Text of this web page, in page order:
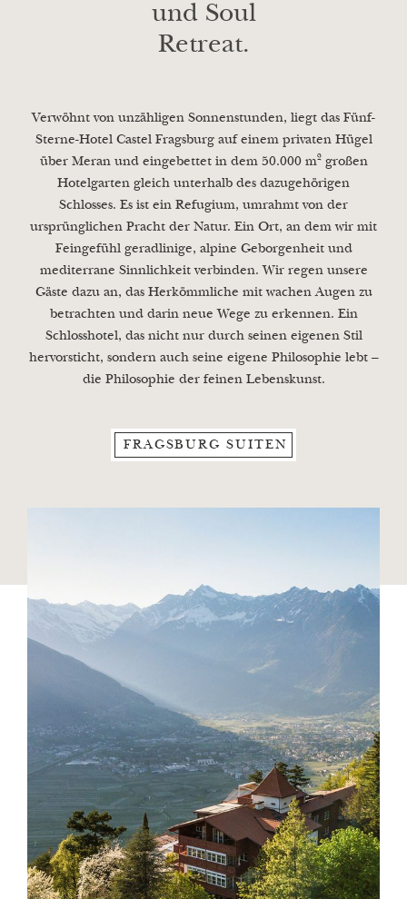
und Soul
Retreat.
Verwöhnt von unzähligen Sonnenstunden, liegt das Fünf-
Sterne-Hotel Castel Fragsburg auf einem privaten Hügel
über Meran und eingebettet in dem 50.000 m² großen
Hotelgarten gleich unterhalb des dazugehörigen
Schlosses. Es ist ein Refugium, umrahmt von der
ursprünglichen Pracht der Natur. Ein Ort, an dem wir mit
Feingefühl geradlinige, alpine Geborgenheit und
mediterrane Sinnlichkeit verbinden. Wir regen unsere
Gäste dazu an, das Herkömmliche mit wachen Augen zu
betrachten und darin neue Wege zu erkennen. Ein
Schlosshotel, das nicht nur durch seinen eigenen Stil
hervorsticht, sondern auch seine eigene Philosophie lebt –
die Philosophie der feinen Lebenskunst.
FRAGSBURG SUITEN